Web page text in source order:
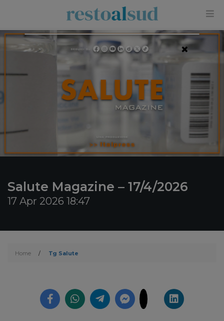
Salute Magazine – 17/4/2026
17 Apr 2026 18:47
Home / Tg Salute
×